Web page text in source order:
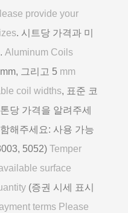
provide your
. 시트당 가격과 미
Aluminum Coils
그리고 5 mm
coil widths, 표준 코
당 가격을 알려주세
해주세요: 사용 가능
5052) Temper
surface
(증권 시세 표시
terms Please